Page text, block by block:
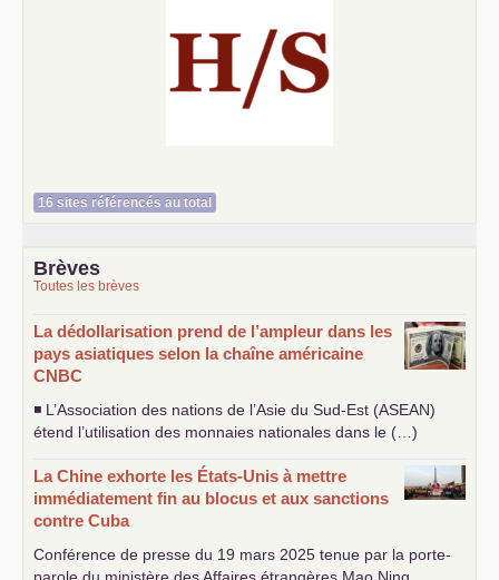
16 sites référencés au total
Brèves
Toutes les brèves
La dédollarisation prend de l’ampleur dans les
pays asiatiques selon la chaîne américaine
CNBC
◾ L’Association des nations de l’Asie du Sud-Est (ASEAN)
étend l’utilisation des monnaies nationales dans le (…)
La Chine exhorte les États-Unis à mettre
immédiatement fin au blocus et aux sanctions
contre Cuba
Conférence de presse du 19 mars 2025 tenue par la porte-